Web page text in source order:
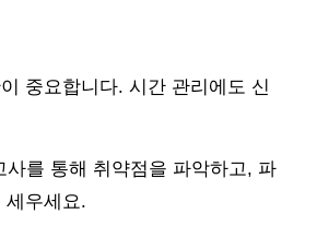
중요합니다. 시간 관리에도 신
사를 통해 취약점을 파악하고, 파
세우세요.